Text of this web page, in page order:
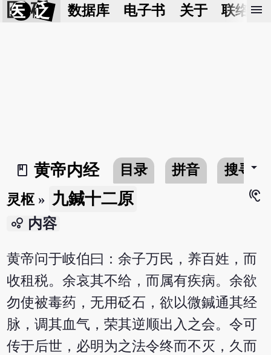
医 砭 数据库 电子书 关于 联络我
menu
book_2
黄帝内经 目录 拼音 搜寻arrow_drop_down
灵枢 » 九鍼十二原
hearing
bubble_chart 内容
黄帝问于岐伯曰：余子万民，养百姓，而
收租税。余哀其不给，而属有疾病。余欲
勿使被毒药，无用砭石，欲以微鍼通其经
脉，调其血气，荣其逆顺出入之会。令可
传于后世，必明为之法令终而不灭，久而